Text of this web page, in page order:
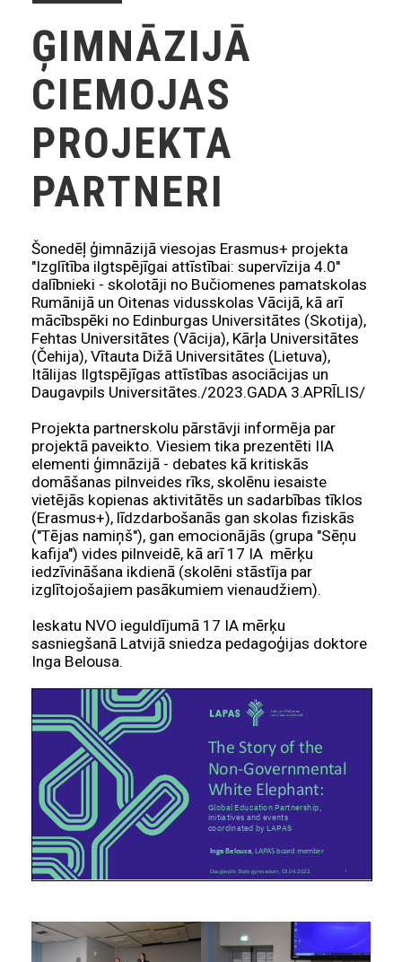
ĢIMNĀZIJĀ
CIEMOJAS
PROJEKTA
PARTNERI
Šonedēļ ģimnāzijā viesojas Erasmus+ projekta
"Izglītība ilgtspējīgai attīstībai: supervīzija 4.0"
dalībnieki - skolotāji no Bučiomenes pamatskolas
Rumānijā un Oitenas vidusskolas Vācijā, kā arī
mācībspēki no Edinburgas Universitātes (Skotija),
Fehtas Universitātes (Vācija), Kārļa Universitātes
(Čehija), Vītauta Dižā Universitātes (Lietuva),
Itālijas Ilgtspējīgas attīstības asociācijas un
Daugavpils Universitātes./2023.GADA 3.APRĪLIS/
Projekta partnerskolu pārstāvji informēja par
projektā paveikto. Viesiem tika prezentēti IIA
elementi ģimnāzijā - debates kā kritiskās
domāšanas pilnveides rīks, skolēnu iesaiste
vietējās kopienas aktivitātēs un sadarbības tīklos
(Erasmus+), līdzdarbošanās gan skolas fiziskās
("Tējas namiņš"), gan emocionājās (grupa "Sēņu
kafija") vides pilnveidē, kā arī 17 IA mērķu
iedzīvināšana ikdienā (skolēni stāstīja par
izglītojošajiem pasākumiem vienaudžiem).
Ieskatu NVO ieguldījumā 17 IA mērķu
sasniegšanā Latvijā sniedza pedagoģijas doktore
Inga Belousa.